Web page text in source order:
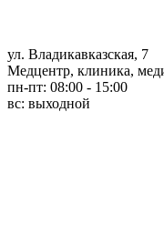
ул. Владикавказская, 7
Медцентр, клиника,
пн-пт: 08:00 - 15:00
вс: выходной